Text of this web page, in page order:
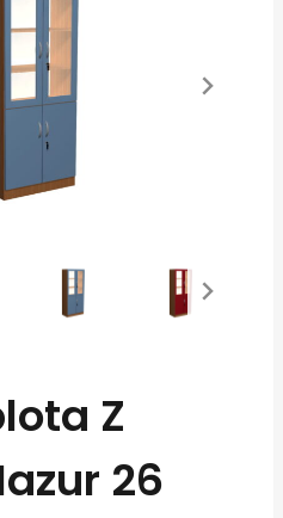
Z
26